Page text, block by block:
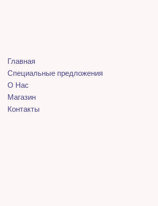
Главная
Специальные предложения
О Нас
Магазин
Контакты